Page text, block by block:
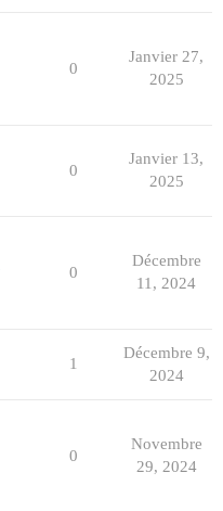
0
Janvier 27,
2025
0
Janvier 13,
2025
0
Décembre
11, 2024
1
Décembre 9,
2024
0
Novembre
29, 2024